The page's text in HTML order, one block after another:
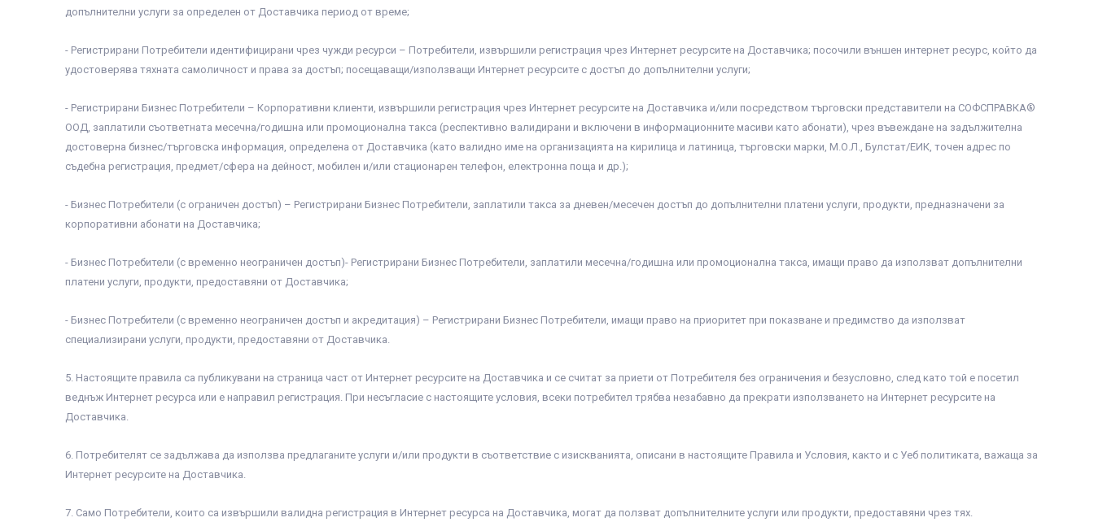
допълнителни услуги за определен от Доставчика период от време;
- Регистрирани Потребители идентифицирани чрез чужди ресурси – Потребители, извършили регистрация чрез Интернет ресурсите на Доставчика; посочили външен интернет ресурс, който да
удостоверява тяхната самоличност и права за достъп; посещаващи/използващи Интернет ресурсите с достъп до допълнителни услуги;
- Регистрирани Бизнес Потребители – Корпоративни клиенти, извършили регистрация чрез Интернет ресурсите на Доставчика и/или посредством търговски представители на СОФСПРАВКА®
ООД, заплатили съответната месечна/годишна или промоционална такса (респективно валидирани и включени в информационните масиви като абонати), чрез въвеждане на задължителна
достоверна бизнес/търговска информация, определена от Доставчика (като валидно име на организацията на кирилица и латиница, търговски марки, М.О.Л., Булстат/ЕИК, точен адрес по
съдебна регистрация, предмет/сфера на дейност, мобилен и/или стационарен телефон, електронна поща и др.);
- Бизнес Потребители (с ограничен достъп) – Регистрирани Бизнес Потребители, заплатили такса за дневен/месечен достъп до допълнителни платени услуги, продукти, предназначени за
корпоративни абонати на Доставчика;
- Бизнес Потребители (с временно неограничен достъп)- Регистрирани Бизнес Потребители, заплатили месечна/годишна или промоционална такса, имащи право да използват допълнителни
платени услуги, продукти, предоставяни от Доставчика;
- Бизнес Потребители (с временно неограничен достъп и акредитация) – Регистрирани Бизнес Потребители, имащи право на приоритет при показване и предимство да използват
специализирани услуги, продукти, предоставяни от Доставчика.
5. Настоящите правила са публикувани на страница част от Интернет ресурсите на Доставчика и се считат за приети от Потребителя без ограничения и безусловно, след като той е посетил
веднъж Интернет ресурса или е направил регистрация. При несъгласие с настоящите условия, всеки потребител трябва незабавно да прекрати използването на Интернет ресурсите на
Доставчика.
6. Потребителят се задължава да използва предлаганите услуги и/или продукти в съответствие с изискванията, описани в настоящите Правила и Условия, както и с Уеб политиката, важаща за
Интернет ресурсите на Доставчика.
7. Само Потребители, които са извършили валидна регистрация в Интернет ресурса на Доставчика, могат да ползват допълнителните услуги или продукти, предоставяни чрез тях.